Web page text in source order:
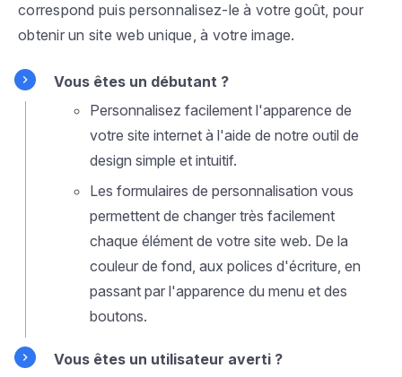
correspond puis personnalisez-le à votre goût, pour
obtenir un site web unique, à votre image.
Vous êtes un débutant ?
Personnalisez facilement l'apparence de
votre site internet à l'aide de notre outil de
design simple et intuitif.
Les formulaires de personnalisation vous
permettent de changer très facilement
chaque élément de votre site web. De la
couleur de fond, aux polices d'écriture, en
passant par l'apparence du menu et des
boutons.
Vous êtes un utilisateur averti ?